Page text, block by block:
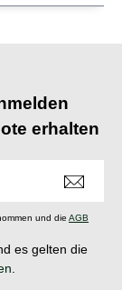
erhalten
und die AGB
es gelten die